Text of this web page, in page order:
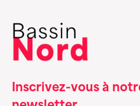
Inscrivez-vous à